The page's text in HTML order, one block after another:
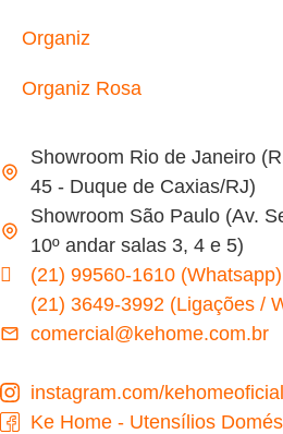
Organiz
Organiz Rosa
Showroom Rio de Janeiro
45 - Duque de Caxias/RJ)
Showroom São Paulo (Av.
10º andar salas 3, 4 e 5)
(21) 99560-1610 (Whatsapp)
(21) 3649-3992 (Ligações /
comercial@kehome.com.br
instagram.com/kehomeoficial
Ke Home - Utensílios